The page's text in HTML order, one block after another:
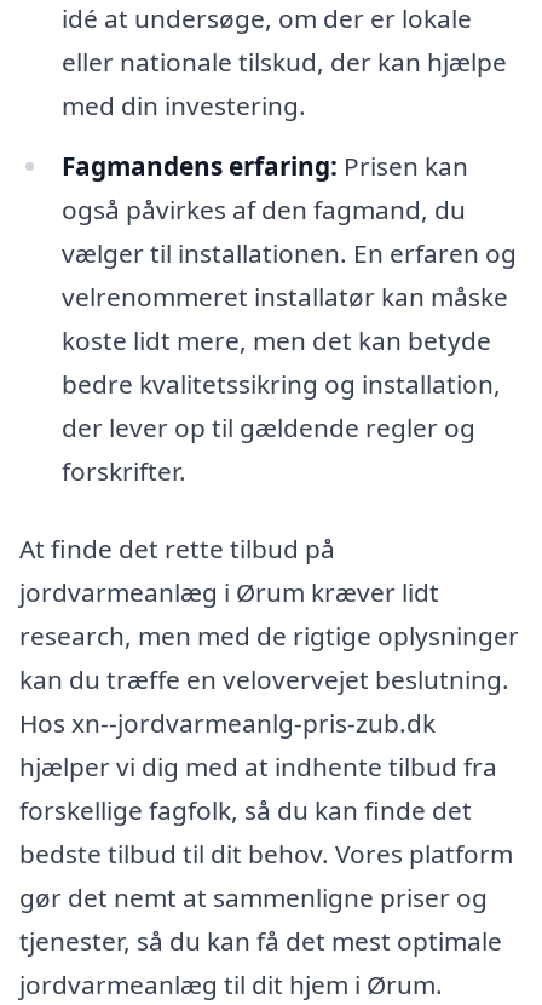
idé at undersøge, om der er lokale
eller nationale tilskud, der kan hjælpe
med din investering.
Fagmandens erfaring: Prisen kan
også påvirkes af den fagmand, du
vælger til installationen. En erfaren og
velrenommeret installatør kan måske
koste lidt mere, men det kan betyde
bedre kvalitetssikring og installation,
der lever op til gældende regler og
forskrifter.
At finde det rette tilbud på
jordvarmeanlæg i Ørum kræver lidt
research, men med de rigtige oplysninger
kan du træffe en velovervejet beslutning.
Hos xn--jordvarmeanlg-pris-zub.dk
hjælper vi dig med at indhente tilbud fra
forskellige fagfolk, så du kan finde det
bedste tilbud til dit behov. Vores platform
gør det nemt at sammenligne priser og
tjenester, så du kan få det mest optimale
jordvarmeanlæg til dit hjem i Ørum.